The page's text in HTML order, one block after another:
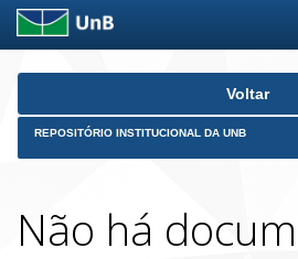
Skip
Voltar
REPOSITÓRIO INSTITUCIONAL DA UNB
Não há